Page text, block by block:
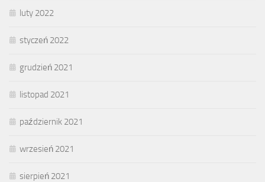
luty 2022
styczeń 2022
grudzień 2021
listopad 2021
październik 2021
wrzesień 2021
sierpień 2021